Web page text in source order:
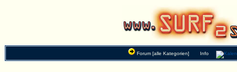
Forum [alle Kategorien] Info